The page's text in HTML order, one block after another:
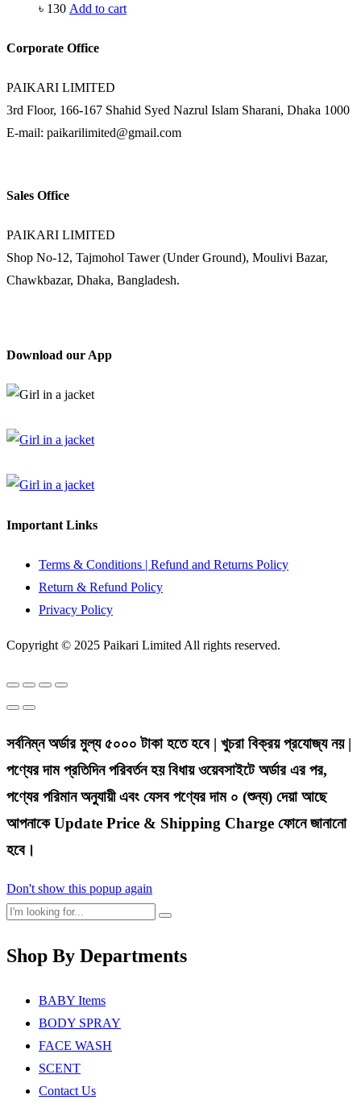
৳ 130 Add to cart
Corporate Office
PAIKARI LIMITED
3rd Floor, 166-167 Shahid Syed Nazrul Islam Sharani, Dhaka 1000
E-mail: paikarilimited@gmail.com
Sales Office
PAIKARI LIMITED
Shop No-12, Tajmohol Tawer (Under Ground), Moulivi Bazar,
Chawkbazar, Dhaka, Bangladesh.
Download our App
Important Links
Terms & Conditions | Refund and Returns Policy
Return & Refund Policy
Privacy Policy
Copyright © 2025 Paikari Limited All rights reserved.
সর্বনিম্ন অর্ডার মুল্য ৫০০০ টাকা হতে হবে | খুচরা বিক্রয় প্রযোজ্য নয় |
পণ্যের দাম প্রতিদিন পরিবর্তন হয় বিধায় ওয়েবসাইটে অর্ডার এর পর,
পণ্যের পরিমান অনুযায়ী এবং যেসব পণ্যের দাম ০ (শুন্য) দেয়া আছে
আপনাকে Update Price & Shipping Charge ফোনে জানানো
হবে।
Don't show this popup again
Shop By Departments
BABY Items
BODY SPRAY
FACE WASH
SCENT
Contact Us